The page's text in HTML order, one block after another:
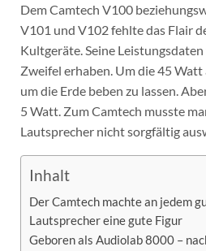
Dem Camtech V100
V101 und V102 fehlte das Flair
Kultgeräte. Seine
Zweifel erhaben. Um die 45 Watt
um die Erde beben zu lassen.
5 Watt. Zum Camtech musste
Lautsprecher nicht sorgfältig
Inhalt
Der Camtech machte an jedem
Lautsprecher eine gute Figur
Geboren als Audiolab 8000 –